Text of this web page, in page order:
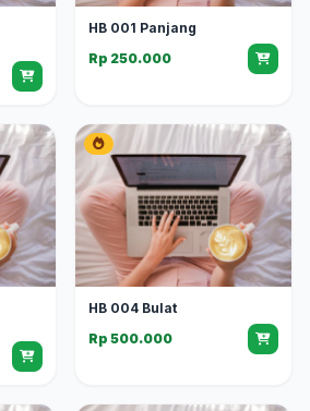
HB 001 Panjang
Rp 250.000
HB 004 Bulat
Rp 500.000